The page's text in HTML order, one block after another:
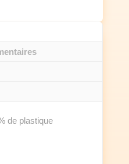
de plastique